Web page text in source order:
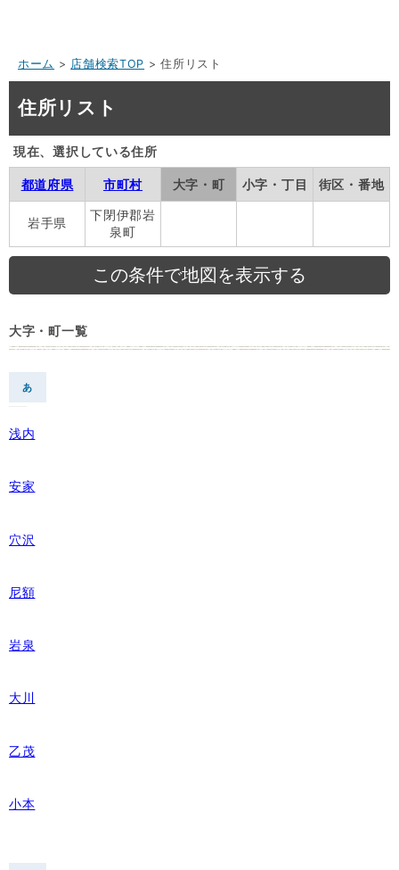
ホーム > 店舗検索TOP > 住所リスト
住所リスト
現在、選択している住所
都道府県 市町村 大字・町 小字・丁目 街区・番地
岩手県
下閉伊郡岩
泉町
大字・町一覧
あ
浅内
安家
穴沢
尼額
岩泉
大川
乙茂
小本